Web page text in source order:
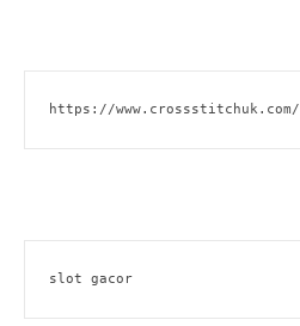
https://www.crossstitchuk.com/
slot gacor